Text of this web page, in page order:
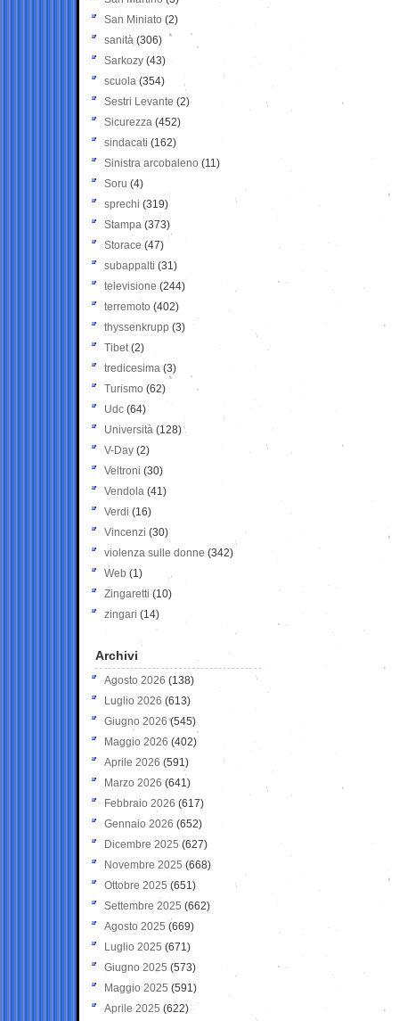
San Miniato (2)
sanità (306)
Sarkozy (43)
scuola (354)
Sestri Levante (2)
Sicurezza (452)
sindacati (162)
Sinistra arcobaleno (11)
Soru (4)
sprechi (319)
Stampa (373)
Storace (47)
subappalti (31)
televisione(244)
terremoto (402)
thyssenkrupp (3)
Tibet(2)
tredicesima (3)
Turismo (62)
Udc (64)
Università (128)
V-Day (2)
Veltroni (30)
Vendola (41)
Verdi (16)
Vincenzi (30)
violenza sulle donne (342)
Web (1)
Zingaretti (10)
zingari (14)
Archivi
Agosto 2026 (138)
Luglio 2026 (613)
Giugno 2026 (545)
Maggio 2026 (402)
Aprile 2026 (591)
Marzo 2026 (641)
Febbraio 2026 (617)
Gennaio 2026 (652)
Dicembre 2025 (627)
Novembre 2025 (668)
Ottobre 2025 (651)
Settembre 2025 (662)
Agosto 2025 (669)
Luglio 2025 (671)
Giugno 2025 (573)
Maggio 2025 (591)
Aprile 2025 (622)